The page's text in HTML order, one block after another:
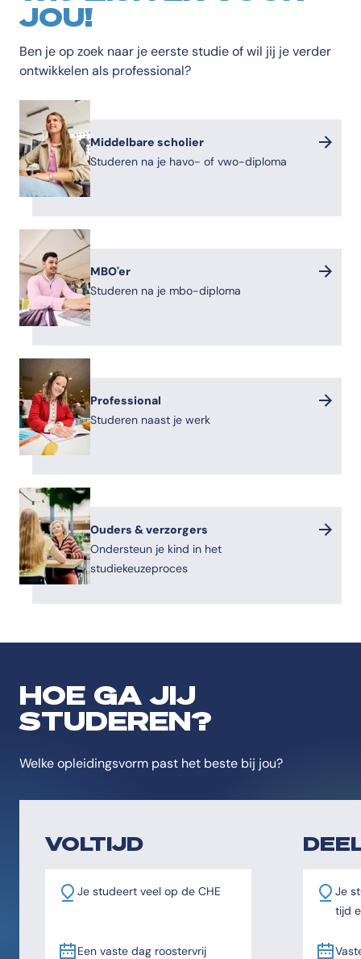
JOU!
Ben je op zoek naar je eerste studie of wil jij je verder
ontwikkelen als professional?
Middelbare scholier
Studeren na je havo- of vwo-diploma
MBO'er
Studeren na je mbo-diploma
Professional
Studeren naast je werk
Ouders & verzorgers
Ondersteun je kind in het
studiekeuzeproces
HOE GA JIJ
STUDEREN?
Welke opleidingsvorm past het beste bij jou?
VOLTIJD
Je studeert veel op de CHE
Een vaste dag roostervrij
Je
tijd